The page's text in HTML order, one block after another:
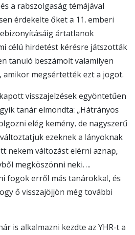
a rabszolgaság témájával
érdekelte őket a 11. emberi
ártatlanok
célú hirdetést kérésre játszották
tanuló beszámolt valamilyen
amikor megsértették ezt a jogot.
visszajelzések egyöntetűen
tanár elmondta: „Hátrányos
elég kemény, de nagyszerű
ezeknek a lányoknak
nekem változást elérni aznap,
megköszönni neki. ...
fogok erről más tanárokkal, és
ő visszajöjjön még további
is alkalmazni kezdte az YHR-t a